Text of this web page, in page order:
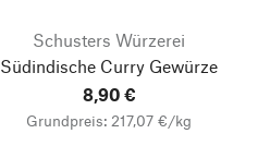
Schusters Würzerei
Südindische Curry Gewürze
8,90 €
Grundpreis: 217,07 €/kg